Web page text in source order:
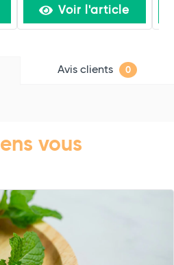
Voir l'article
Avis clients 0
vous